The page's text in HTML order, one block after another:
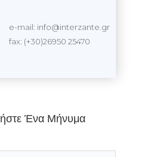
e-mail: info@interzante.gr
fax: (+30)26950 25470
Ένα Μήνυμα